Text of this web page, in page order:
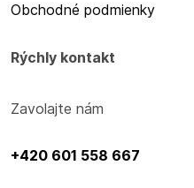
Obchodné podmienky
Rýchly kontakt
Zavolajte nám
+420 601 558 667